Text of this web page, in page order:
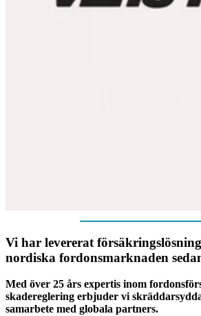
Vi har levererat
nordiska fordonsmarknaden
Med över 25 års expertis inom
skadereglering erbjuder vi
samarbete med globala partners.